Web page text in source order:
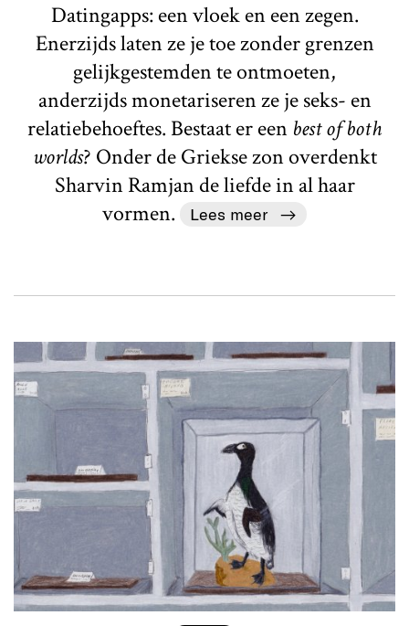
Datingapps: een vloek en een zegen.
Enerzijds laten ze je toe zonder grenzen
gelijkgestemden te ontmoeten,
anderzijds monetariseren ze je seks- en
relatiebehoeftes. Bestaat er een best of both
worlds? Onder de Griekse zon overdenkt
Sharvin Ramjan de liefde in al haar
vormen.
Lees meer